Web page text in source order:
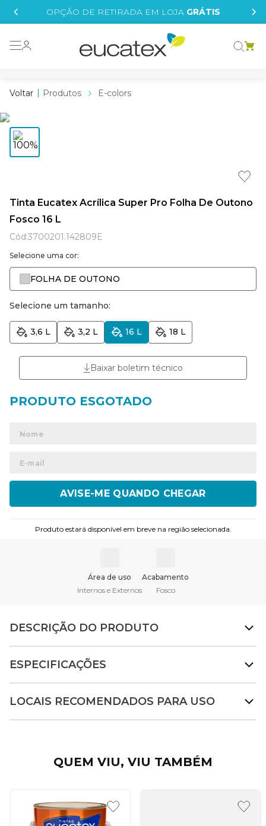
OPÇÃO DE RETIRADA EM LOJA GRÁTIS
Produtos E-colors
Tinta Eucatex Acrílica Super Pro Folha De Outono
Fosco 16 L
Cód:3700201.142809E
Selecione uma cor:
FOLHA DE OUTONO
Selecione um tamanho:
3,6 L 3,2 L 16 L 18 L
Baixar boletim técnico
ENVIAR
Produto estará disponível em breve na região selecionada.
Área de uso
Internos e Externos
Acabamento
Fosco
DESCRIÇÃO DO PRODUTO
ESPECIFICAÇÕES
LOCAIS RECOMENDADOS PARA USO
QUEM VIU, VIU TAMBÉM
tinta
tinta